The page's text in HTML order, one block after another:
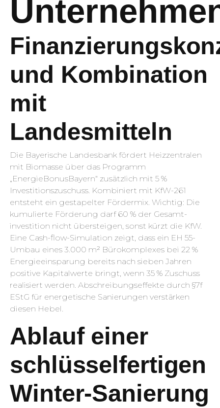
und Kombination
mit
Landesmitteln
Die Bayerische Landesbank fördert Heizzentralen
mit Biomasse über das Programm
„EnergieBonusBayern“ zusätzlich mit 5 %
Investitions­zuschuss. Kombiniert mit KfW-261
entsteht ein gestapelter Fördermix. Wichtig: Die
kumulierte Förderung darf 60 % der Gesamt­
investition nicht übersteigen, sonst kürzt die KfW.
Eine Cash-flow-Simulation zeigt, dass ein EH 55-
Umbau eines 3.000 m² Büro­komplexes bei 22 %
Energie­einsparung bereits nach sieben Jahren
positive Kapitalwerte bringt, wenn 35 % Zuschuss
realisiert werden. Abschreibungs­effekte durch §7f
EStG für energetische Sanierungen verstärken
diesen Hebel.
Ablauf einer
schlüsselfertigen
Winter-Sanierung